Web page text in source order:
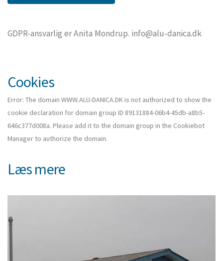
GDPR-ansvarlig er Anita Mondrup. info@alu-danica.dk
Cookies
Error: The domain WWW.ALU-DANICA.DK is not authorized to show the
cookie declaration for domain group ID 89131884-06b4-45db-a8b5-
646c377d008a. Please add it to the domain group in the Cookiebot
Manager to authorize the domain.
Læs mere